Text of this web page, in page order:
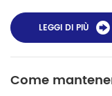
19, o sintomi di inf...
LEGGI DI PIÙ
Come